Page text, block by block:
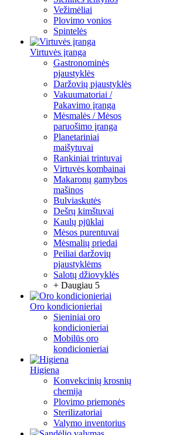
Vežimėliai
Plovimo vonios
Spintelės
Virtuvės įranga
Gastronominės
pjaustyklės
Daržovių pjaustyklės
Vakuumatoriai /
Pakavimo įranga
Mėsmalės / Mėsos
paruošimo įranga
Planetariniai
maišytuvai
Rankiniai trintuvai
Virtuvės kombainai
Makaronų gamybos
mašinos
Bulviaskutės
Dešrų kimštuvai
Kaulų pjūklai
Mėsos purentuvai
Mėsmalių priedai
Peiliai daržovių
pjaustyklėms
Salotų džiovyklės
+ Daugiau 5
Oro kondicionieriai
Sieniniai oro
kondicionieriai
Mobilūs oro
kondicionieriai
Higiena
Konvekcinių krosnių
chemija
Plovimo priemonės
Sterilizatoriai
Valymo inventorius